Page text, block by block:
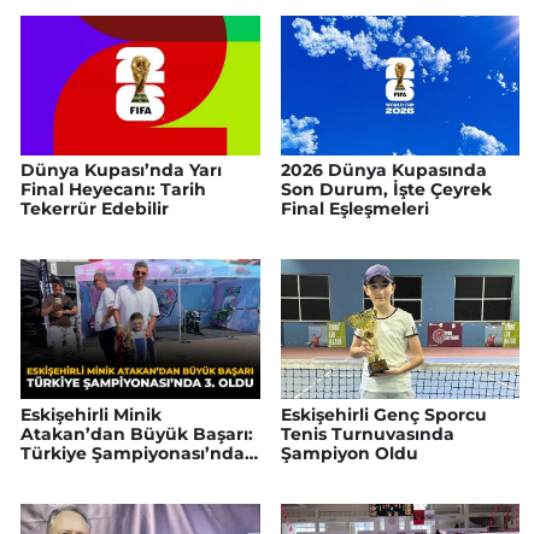
Dünya Kupası’nda Yarı
Final Heyecanı: Tarih
Tekerrür Edebilir
2026 Dünya Kupasında
Son Durum, İşte Çeyrek
Final Eşleşmeleri
Eskişehirli Minik
Atakan’dan Büyük Başarı:
Türkiye Şampiyonası’nda
Eskişehirli Genç Sporcu
Tenis Turnuvasında
Şampiyon Oldu